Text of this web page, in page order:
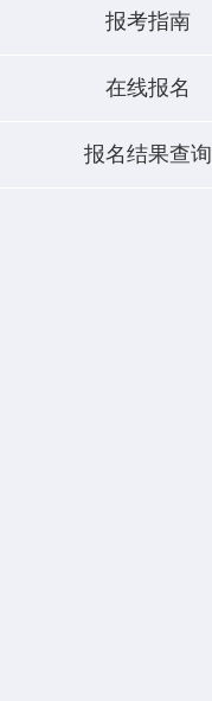
报考指南
在线报名
报名结果查询